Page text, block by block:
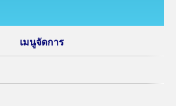
เมนูจัดการ